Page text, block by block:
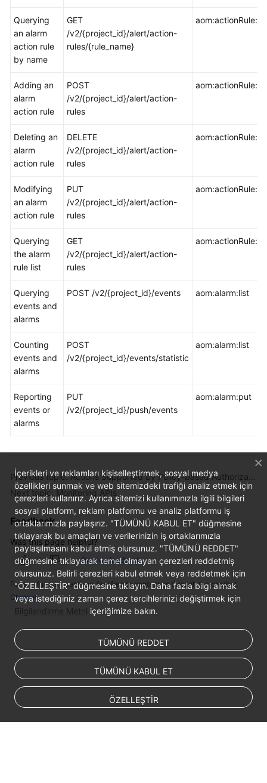
Permissions
Querying
an alarm
action rule
by name
GET
/v2/{project_id}/alert/action-
rules/{rule_name}
Adding an
alarm
action rule
POST
/v2/{project_id}/alert/action-
rules
Deleting an
alarm
action rule
DELETE
/v2/{project_id}/alert/action-
rules
Modifying
an alarm
action rule
PUT
/v2/{project_id}/alert/action-
rules
Querying
the alarm
rule list
GET
/v2/{project_id}/alert/action-
rules
Querying
events and
alarms
POST /v2/{project_id}/events aom:alarm:list
Counting
events and
alarms
POST
/v2/{project_id}/events/statistic
aom:alarm:list
Reporting
events or
alarms
PUT
/v2/{project_id}/push/events
aom:alarm:put
Next topic: Monitoring APIs
Feedback
Was this page helpful?
Provide feedback
For any further questions, feel free to contact us through the chatbot.
Chatbot
İçerikleri ve reklamları kişiselleştirmek, sosyal medya
özellikleri sunmak ve web sitemizdeki trafiği analiz etmek için
çerezleri kullanırız. Ayrıca sitemizi kullanımınızla ilgili bilgileri
sosyal platform, reklam platformu ve analiz platformu iş
ortaklarımızla paylaşırız. "TÜMÜNÜ KABUL ET" düğmesine
tıklayarak bu amaçları ve verilerinizin iş ortaklarımızla
paylaşılmasını kabul etmiş olursunuz. "TÜMÜNÜ REDDET"
düğmesine tıklayarak temel olmayan çerezleri reddetmiş
olursunuz. Belirli çerezleri kabul etmek veya reddetmek için
"ÖZELLEŞTİR" düğmesine tıklayın. Daha fazla bilgi almak
veya istediğiniz zaman çerez tercihlerinizi değiştirmek için
Bilgilendirme Metni içeriğimize bakın.
TÜMÜNÜ REDDET
TÜMÜNÜ KABUL ET
ÖZELLEŞTİR